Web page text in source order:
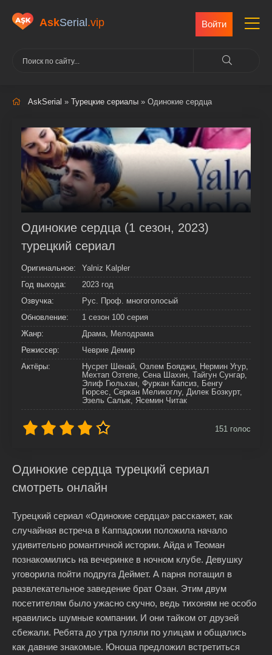
AskSerial .vip Войти
AskSerial » Турецкие сериалы » Одинокие сердца
Одинокие сердца (1 сезон, 2023)
турецкий сериал
Оригинальное:
Yalniz Kalpler
Год выхода:
2023 год
Озвучка:
Рус. Проф. многоголосый
Обновление:
1 сезон 100 серия
Жанр:
Драма, Мелодрама
Режиссер:
Чеврие Демир
Актёры:
Нусрет Шенай, Озлем Бояджи, Нермин Угур,
Мехтап Озтепе, Сена Шахин, Тайгун Сунгар,
Элиф Гюльхан, Фуркан Капсиз, Бенгу
Гюрсес, Серкан Меликоглу, Дилек Бозкурт,
Эзель Салык, Ясемин Читак
151 голос
Одинокие сердца турецкий сериал
смотреть онлайн
Турецкий сериал «Одинокие сердца» расскажет, как
случайная встреча в Каппадокии положила начало
удивительно романтичной истории. Айда и Теоман
познакомились на вечеринке в ночном клубе. Девушку
уговорила пойти подруга Деймет. А парня потащил в
развлекательное заведение брат Озан. Этим двум
посетителям было ужасно скучно, ведь тихоням не особо
нравились шумные компании. И они тайком от друзей
сбежали. Ребята до утра гуляли по улицам и общались
как давние знакомые. Юноша предложил встретиться